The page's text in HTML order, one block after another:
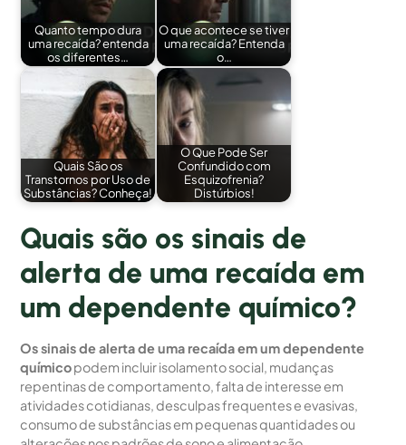
Quanto tempo dura
uma recaída? entenda
os diferentes…
O que acontece se tiver
uma recaída? Entenda
o…
Quais São os
Transtornos por Uso de
Substâncias? Conheça!
O Que Pode Ser
Confundido com
Esquizofrenia?
Distúrbios!
Quais são os sinais de
alerta de uma recaída em
um dependente químico?
Os sinais de alerta de uma recaída em um dependente
químicopodem incluir isolamento social, mudanças
repentinas de comportamento, falta de interesse em
atividades cotidianas, desculpas frequentes e evasivas,
consumo de substâncias em pequenas quantidades ou